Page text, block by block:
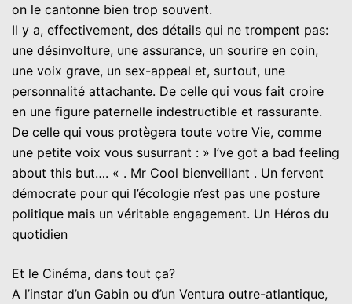
on le cantonne bien trop souvent.
Il y a, effectivement, des détails qui ne trompent pas:
une désinvolture, une assurance, un sourire en coin,
une voix grave, un sex-appeal et, surtout, une
personnalité attachante. De celle qui vous fait croire
en une figure paternelle indestructible et rassurante.
De celle qui vous protègera toute votre Vie, comme
une petite voix vous susurrant : » I’ve got a bad feeling
about this but…. « . Mr Cool bienveillant . Un fervent
démocrate pour qui l’écologie n’est pas une posture
politique mais un véritable engagement. Un Héros du
quotidien
Et le Cinéma, dans tout ça?
A l’instar d’un Gabin ou d’un Ventura outre-atlantique,